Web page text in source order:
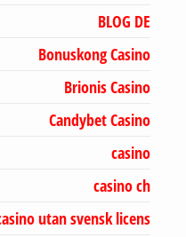
BLOG DE
Bonuskong Casino
Brionis Casino
Candybet Casino
casino
casino ch
casino utan svensk licens